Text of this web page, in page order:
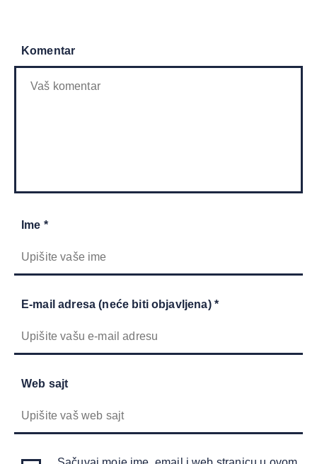
Komentar
Ime *
E-mail adresa (neće biti objavljena) *
Web sajt